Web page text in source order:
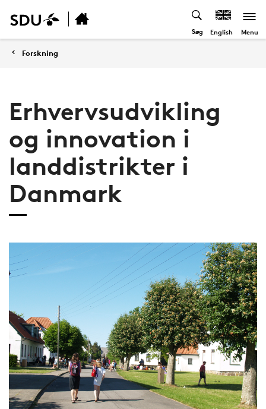
Søg English Menu
Forskning
Erhvervsudvikling
og innovation i
landdistrikter i
Danmark